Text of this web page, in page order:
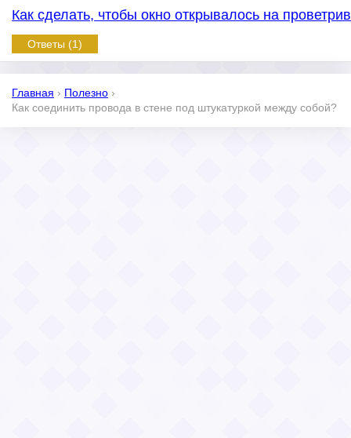
Как сделать, чтобы окно открывалось на
Ответы (1)
Главная › Полезно ›
Как соединить провода в стене под штукатуркой между собой?